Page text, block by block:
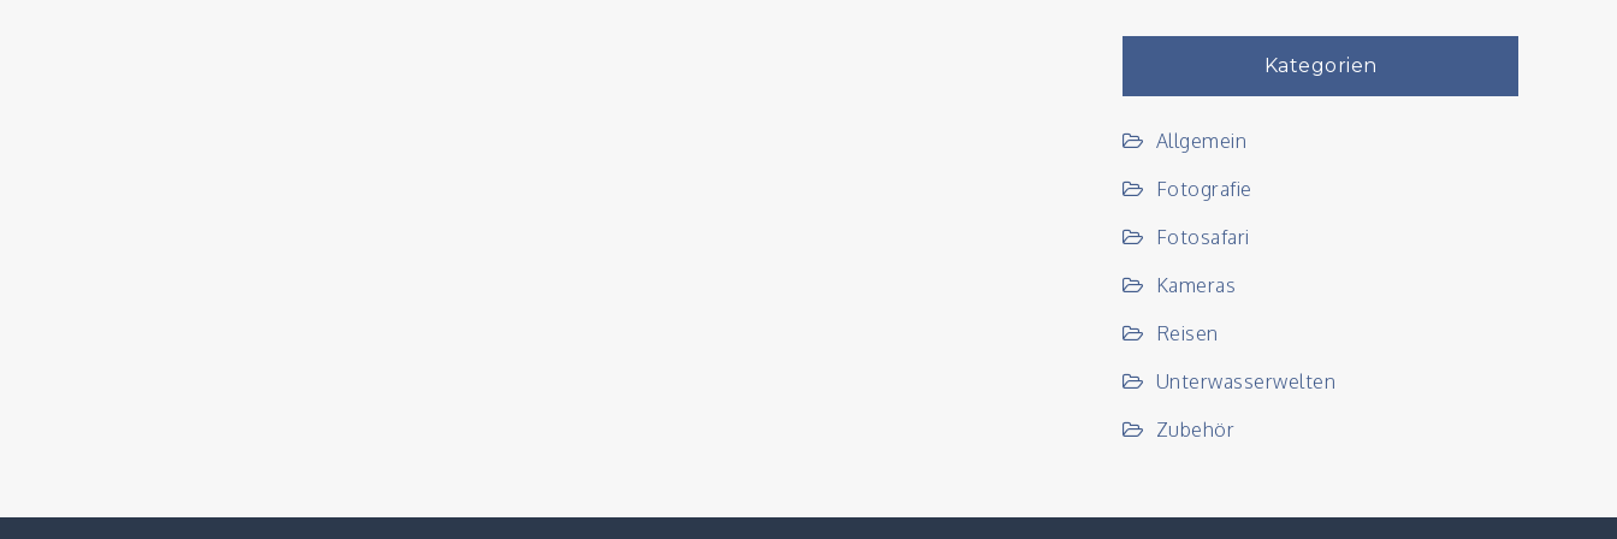
Kategorien
Allgemein
Fotografie
Fotosafari
Kameras
Reisen
Unterwasserwelten
Zubehör